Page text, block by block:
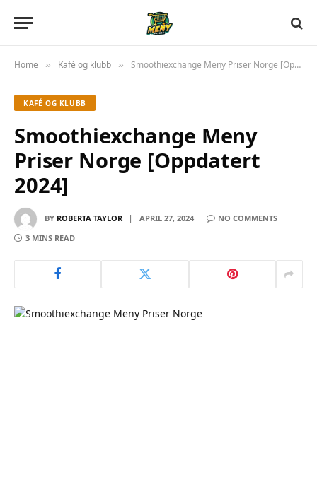
Home » Kafé og klubb » Smoothiexchange Meny Priser Norge [Oppdatert 2024]
KAFÉ OG KLUBB
Smoothiexchange Meny
Priser Norge [Oppdatert
2024]
BY ROBERTA TAYLOR APRIL 27, 2024
NO COMMENTS
3 MINS READ